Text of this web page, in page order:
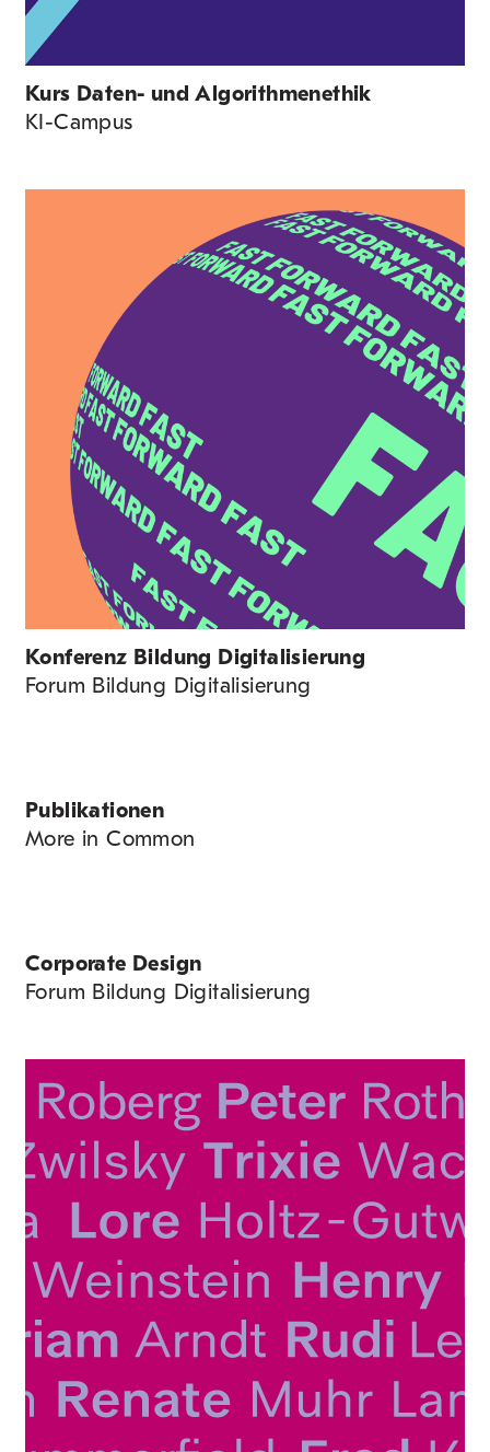
Kurs Daten- und Algorithmen­ethik
KI-Campus
Konferenz Bildung Digitalisierung
Forum Bildung Digitalisierung
Publikationen
More in Common
Corporate Design
Forum Bildung Digitalisierung